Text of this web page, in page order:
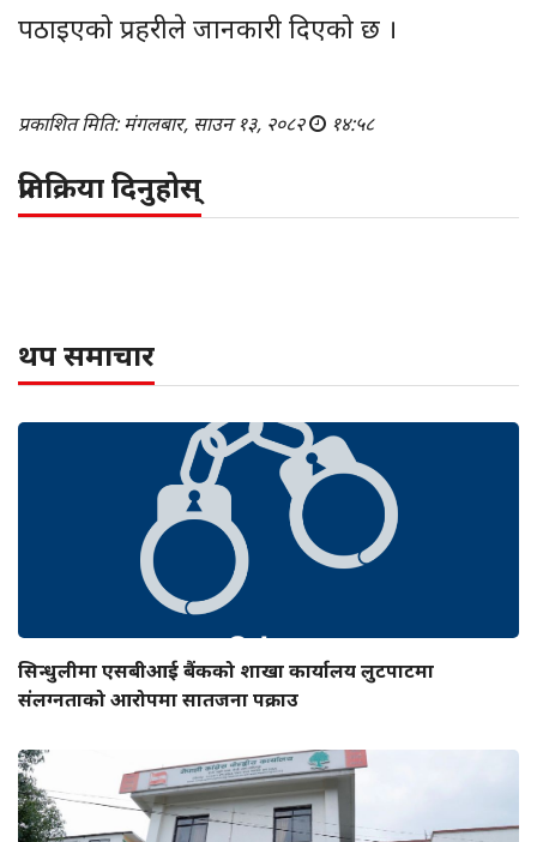
पठाइएको प्रहरीले जानकारी दिएको छ ।
प्रकाशित मिति: मंगलबार, साउन १३, २०८२ १४:५८
प्रतिक्रिया दिनुहोस्
थप समाचार
सिन्धुलीमा एसबीआई बैंकको शाखा कार्यालय लुटपाटमा
संलग्नताको आरोपमा सातजना पक्राउ